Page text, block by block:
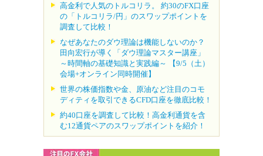
高金利で人気のトルコリラ。 約30のFX口座
の「トルコリラ/円」のスワップポイントを
調査して比較！
なぜあなたのダウ理論は機能しないのか？
田向宏行が導く「ダウ理論マスター講座」
～時間軸の基礎知識と実践編～ 【9/5（土）
会場+オンライン同時開催】
世界の株価指数や金、原油など注目のコモ
ディティを取引できるCFD口座を徹底比較！
約40口座を調査して比較！高金利通貨を含
む12通貨ペアのスワップポイントを紹介！